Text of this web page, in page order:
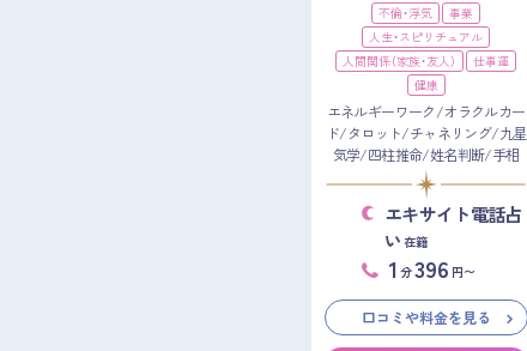
不倫・浮気
事業
人生・スピリチュアル
人間関係（家族・友人）
仕事運
健康
エネルギーワーク/オラクルカー
ド/タロット/チャネリング/九星
気学/四柱推命/姓名判断/手相
エキサイト電話占
い 在籍
1 分396 円〜
口コミや料金を見る